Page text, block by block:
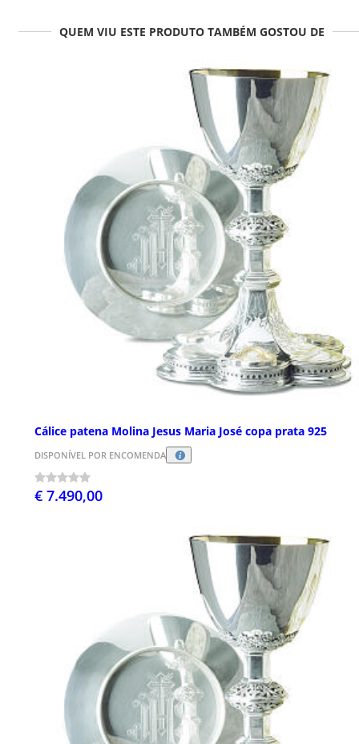
QUEM VIU ESTE PRODUTO TAMBÉM GOSTOU DE
Cálice patena Molina Jesus Maria José copa prata 925
DISPONÍVEL POR ENCOMENDA
€ 7.490,00